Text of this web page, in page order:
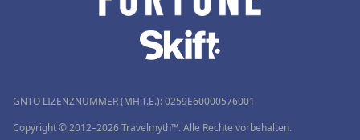
GNTO LIZENZNUMMER (MH.T.E.): 0259Ε60000576001
Copyright © 2012–2026 Travelmyth™. Alle Rechte vorbehalten.